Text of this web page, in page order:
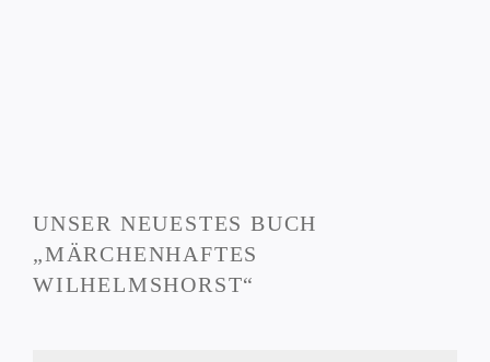
UNSER NEUESTES BUCH
„MÄRCHENHAFTES
WILHELMSHORST“